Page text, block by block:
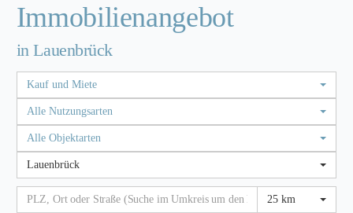
Immobilien­angebot
in Lauenbrück
Kauf und Miete
Alle Nutzungsarten
Alle Objektarten
Lauenbrück
25 km